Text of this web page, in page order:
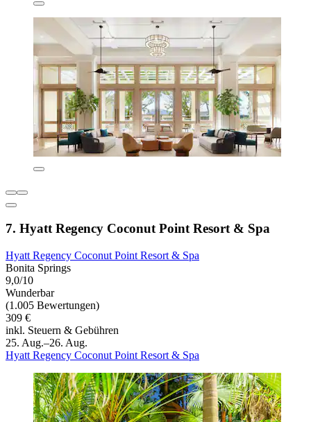
7. Hyatt Regency Coconut Point Resort & Spa
Hyatt Regency Coconut Point Resort & Spa
Bonita Springs
9,0/10
Wunderbar
(1.005 Bewertungen)
309 €
inkl. Steuern & Gebühren
25. Aug.–26. Aug.
Hyatt Regency Coconut Point Resort & Spa